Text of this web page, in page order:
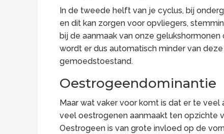
In de tweede helft van je cyclus, bij
en dit kan zorgen voor opvliegers,
bij de aanmaak van onze
wordt er dus automatisch minder van
gemoedstoestand.
Oestrogeendominantie
Maar wat vaker voor komt is dat er te
veel oestrogenen aanmaakt ten opzichte
Oestrogeen is van grote invloed op de